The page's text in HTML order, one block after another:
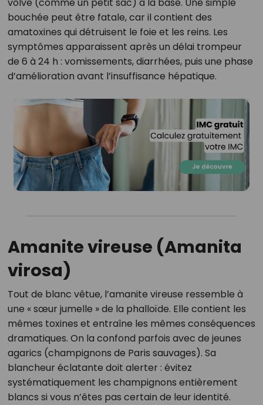
bouchée peut être fatale, car il contient des
amatoxines qui détruisent le foie et les reins. Les
symptômes apparaissent après un délai trompeur
de 6 à 24 h : vomissements, diarrhées, puis une phase
d’amélioration avant l’insuffisance hépatique.
Amanite vireuse (Amanita
virosa)
Tout de blanc vêtue, l’amanite vireuse ressemble à
une « sœur jumelle » de la phalloïde. Elle contient les
mêmes toxines et entraîne les mêmes conséquences
dramatiques. On la confond parfois avec de jeunes
agarics (champignons de Paris sauvages). Sa
blancheur éclatante doit alerter : évitez
systématiquement les champignons entièrement
blancs si vous n’êtes pas certain de leur identité.